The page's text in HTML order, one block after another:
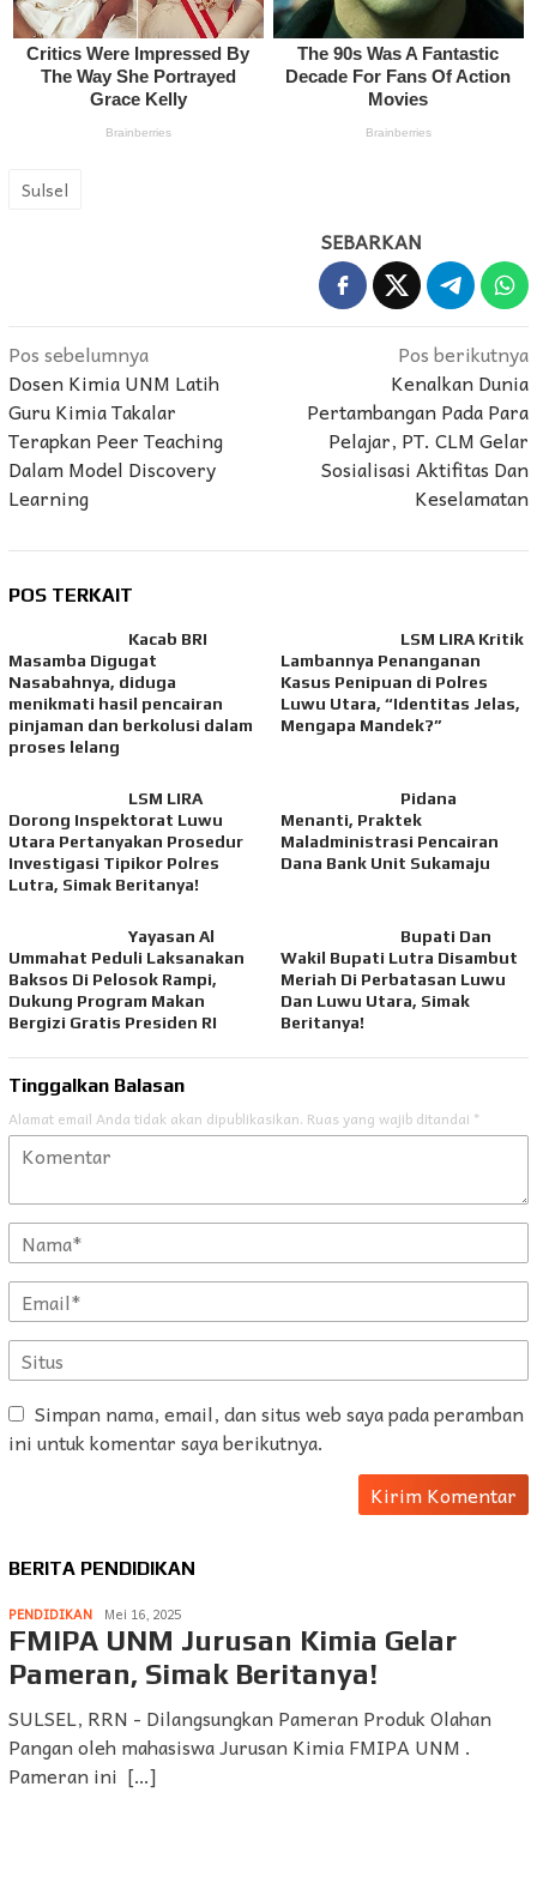
Sulsel
SEBARKAN
Navigasi
pos
Pos sebelumnya
Dosen Kimia UNM Latih
Guru Kimia Takalar
Terapkan Peer Teaching
Dalam Model Discovery
Learning
Pos berikutnya
Kenalkan Dunia
Pertambangan Pada Para
Pelajar, PT. CLM Gelar
Sosialisasi Aktifitas Dan
Keselamatan
POS TERKAIT
Kacab BRI
Masamba Digugat
Nasabahnya, diduga
menikmati hasil pencairan
pinjaman dan berkolusi dalam
proses lelang
LSM LIRA Kritik
Lambannya Penanganan
Kasus Penipuan di Polres
Luwu Utara, “Identitas Jelas,
Mengapa Mandek?”
LSM LIRA
Dorong Inspektorat Luwu
Utara Pertanyakan Prosedur
Investigasi Tipikor Polres
Lutra, Simak Beritanya!
Pidana
Menanti, Praktek
Maladministrasi Pencairan
Dana Bank Unit Sukamaju
Yayasan Al
Ummahat Peduli Laksanakan
Baksos Di Pelosok Rampi,
Dukung Program Makan
Bergizi Gratis Presiden RI
Bupati Dan
Wakil Bupati Lutra Disambut
Meriah Di Perbatasan Luwu
Dan Luwu Utara, Simak
Beritanya!
Tinggalkan Balasan
Alamat email Anda tidak akan dipublikasikan. Ruas yang wajib ditandai *
Simpan nama, email, dan situs web saya pada peramban
ini untuk komentar saya berikutnya.
BERITA PENDIDIKAN
PENDIDIKAN Mei 16, 2025
FMIPA UNM Jurusan Kimia Gelar
Pameran, Simak Beritanya!
SULSEL, RRN - Dilangsungkan Pameran Produk Olahan
Pangan oleh mahasiswa Jurusan Kimia FMIPA UNM .
Pameran ini […]